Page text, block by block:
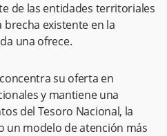
de las entidades territoriales
existente en la
una ofrece.
su oferta en
y mantiene una
del Tesoro Nacional, la
un modelo de atención más